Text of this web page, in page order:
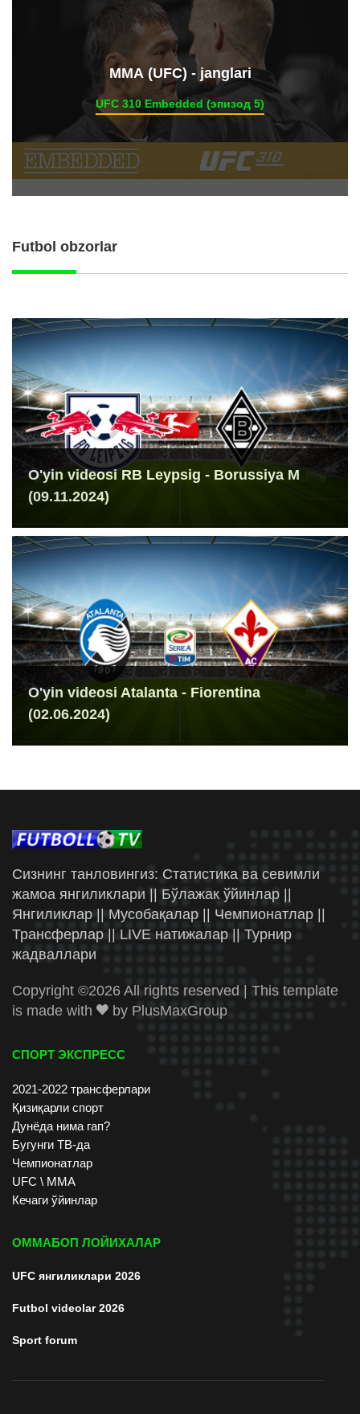
ММА (UFC) - janglari
UFC 310 Embedded (эпизод 5)
Futbol obzorlar
O'yin videosi RB Leypsig - Borussiya M
(09.11.2024)
O'yin videosi Atalanta - Fiorentina
(02.06.2024)
Сизнинг танловингиз: Статистика ва севимли
жамоа янгиликлари || Бўлажак ўйинлар ||
Янгиликлар || Мусобақалар || Чемпионатлар ||
Трансферлар || LIVE натижалар || Турнир
жадваллари
Copyright ©2026 All rights reserved | This template
is made with
by PlusMaxGroup
СПОРТ ЭКСПРЕСС
2021-2022 трансферлари
Қизиқарли спорт
Дунёда нима гап?
Бугунги ТВ-да
Чемпионатлар
UFC \ ММА
Кечаги ўйинлар
ОММАБОП ЛОЙИХАЛАР
UFC янгиликлари 2026
Futbol videolar 2026
Sport forum